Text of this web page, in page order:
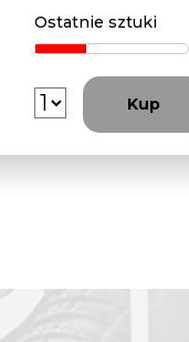
Ostatnie sztuki
Kup